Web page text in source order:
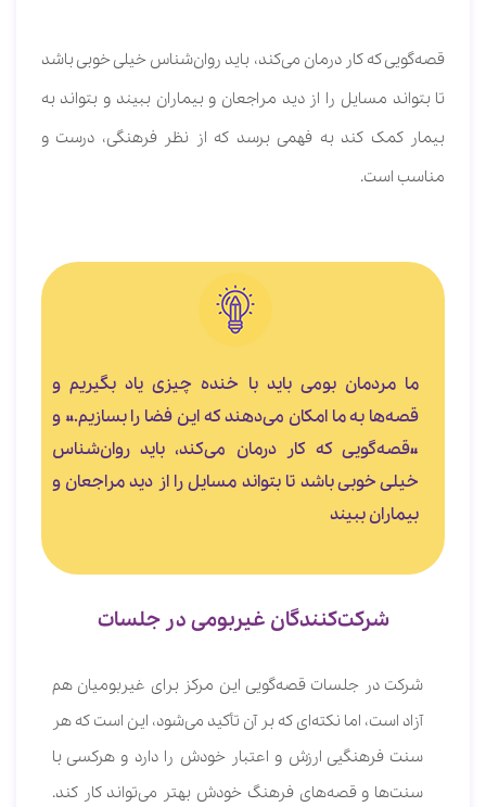
قصه‌گویی که کار درمان می‌کند، باید روان‌شناس خیلی خوبی باشد
تا بتواند مسایل را از دید مراجعان و بیماران ببیند و بتواند به
بیمار کمک کند به فهمی برسد که از نظر فرهنگی، درست و
مناسب است.
ما مردمان بومی باید با خنده چیزی یاد بگیریم و
قصه‌ها به ما امکان می‌دهند که این فضا را بسازیم.» و
«قصه‌گویی که کار درمان می‌کند، باید روان‌شناس
خیلی خوبی باشد تا بتواند مسایل را از دید مراجعان و
بیماران ببیند
شرکت‌کنندگان غیربومی در جلسات
شرکت در جلسات قصه‌گویی این مرکز برای غیربومیان هم
آزاد است، اما نکته‌ای که بر آن تأکید می‌شود، این است که هر
سنت فرهنگیی ارزش و اعتبار خودش را دارد و هرکسی با
سنت‌ها و قصه‌های فرهنگ خودش بهتر می‌تواند کار کند.